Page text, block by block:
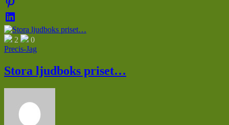
2
0
Precis-Jag
Stora ljudboks priset…